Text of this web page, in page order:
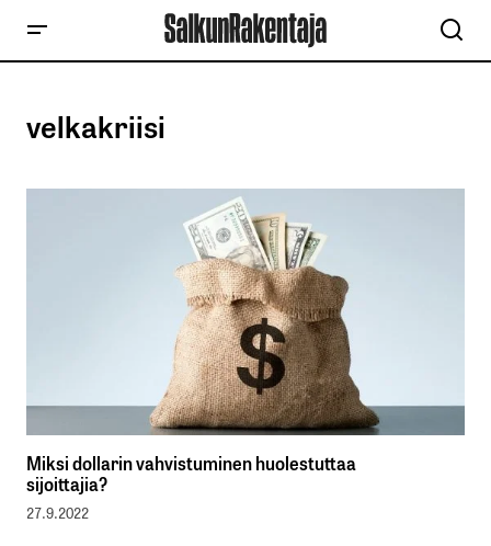
velkakriisi
Miksi dollarin vahvistuminen huolestuttaa
sijoittajia?
27.9.2022